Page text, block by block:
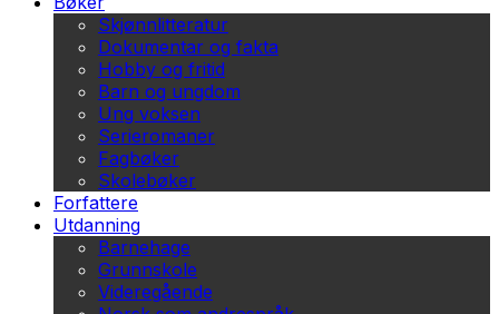
Skjønnlitteratur
Dokumentar og fakta
Hobby og fritid
Barn og ungdom
Ung voksen
Serieromaner
Fagbøker
Skolebøker
Forfattere
Utdanning
Barnehage
Grunnskole
Videregående